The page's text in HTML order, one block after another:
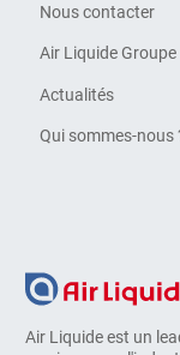
Air Liquide est un
Nous contacter
Air Liquide Groupe
Actualités
Qui sommes-nous